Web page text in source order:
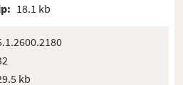
18.1 kb
kb